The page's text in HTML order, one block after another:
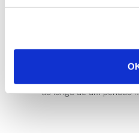
resultados não serão
ao longo de um período